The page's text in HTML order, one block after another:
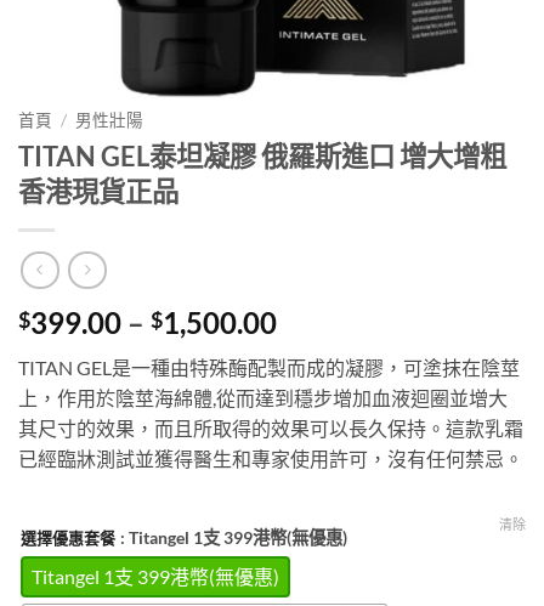
首頁 / 男性壯陽
TITAN GEL泰坦凝膠 俄羅斯進口 增大增粗
香港現貨正品
$399.00 – $1,500.00Price
range:
$399.00
through
$1,500.00
TITAN GEL是一種由特殊酶配製而成的凝膠，可塗抹在陰莖
上，作用於陰莖海綿體,從而達到穩步增加血液迴圈並增大
其尺寸的效果，而且所取得的效果可以長久保持。這款乳霜
已經臨牀測試並獲得醫生和專家使用許可，沒有任何禁忌。
選擇優惠套餐 : Titangel 1支 399港幣(無優惠)
Titangel 1支 399港幣(無優惠)
清除